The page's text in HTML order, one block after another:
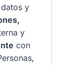
y
y
con